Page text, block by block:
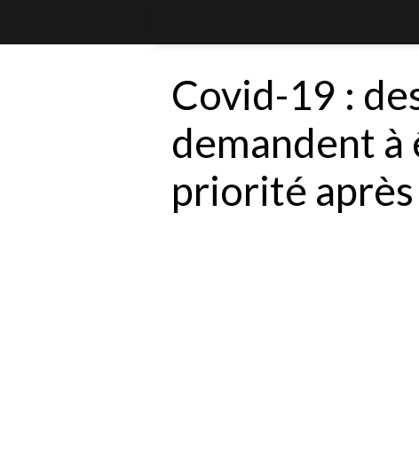
Covid-19 :
demandent à
priorité